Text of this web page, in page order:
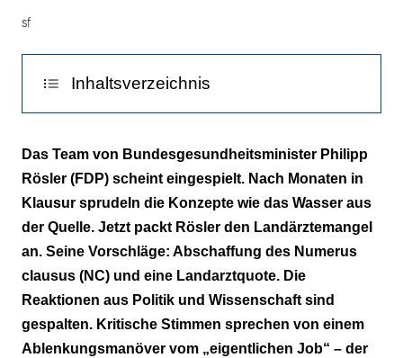
sf
Inhaltsverzeichnis
Appell an die Länder
Strukturen verbessern
Eine Frage des Standorts
Der Nachwuchs zweifelt
Das Team von Bundesgesundheitsminister Philipp
Rösler (FDP) scheint eingespielt. Nach Monaten in
Klausur sprudeln die Konzepte wie das Wasser aus
der Quelle. Jetzt packt Rösler den Landärztemangel
an. Seine Vorschläge: Abschaffung des Numerus
clausus (NC) und eine Landarztquote. Die
Reaktionen aus Politik und Wissenschaft sind
gespalten. Kritische Stimmen sprechen von einem
Ablenkungsmanöver vom „eigentlichen Job“ – der